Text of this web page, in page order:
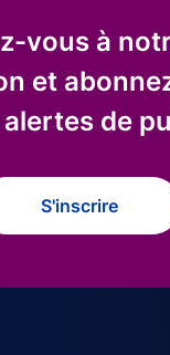
vous à
et
de
S'inscrire